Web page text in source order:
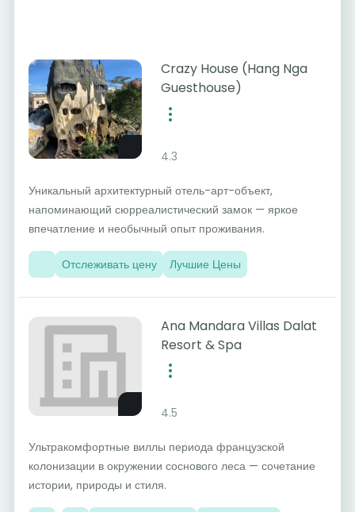
Crazy House (Hang Nga
Guesthouse)
4.3
Уникальный архитектурный отель-арт-объект,
напоминающий сюрреалистический замок — яркое
впечатление и необычный опыт проживания.
Отслеживать цену Лучшие Цены
Ana Mandara Villas Dalat
Resort & Spa
4.5
Ультракомфортные виллы периода французской
колонизации в окружении соснового леса — сочетание
истории, природы и стиля.